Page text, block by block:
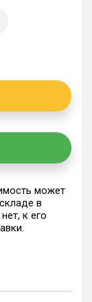
может
в
к его